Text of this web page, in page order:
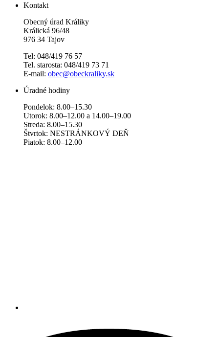
Kontakt
Obecný úrad Králiky
Králická 96/48
976 34 Tajov
Tel: 048/419 76 57
Tel. starosta: 048/419 73 71
E-mail: obec@obeckraliky.sk
Úradné hodiny
Pondelok: 8.00–15.30
Utorok: 8.00–12.00 a 14.00–19.00
Streda: 8.00–15.30
Štvrtok: NESTRÁNKOVÝ DEŇ
Piatok: 8.00–12.00